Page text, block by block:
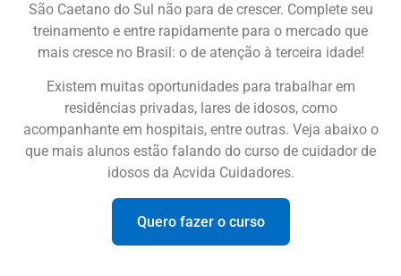
São Caetano do Sul não para de crescer. Complete seu
treinamento e entre rapidamente para o mercado que
mais cresce no Brasil: o de atenção à terceira idade!
Existem muitas oportunidades para trabalhar em
residências privadas, lares de idosos, como
acompanhante em hospitais, entre outras. Veja abaixo o
que mais alunos estão falando do curso de cuidador de
idosos da Acvida Cuidadores.
Quero fazer o curso